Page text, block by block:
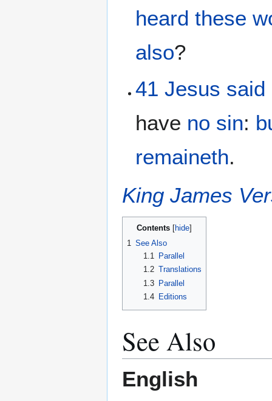
heard these
also?
41 Jesus said
have no sin:
remaineth.
King James
Contents
1 See Also
1.1
Parallel
1.2 Translations
1.3
Parallel
1.4
Editions
See Also
English